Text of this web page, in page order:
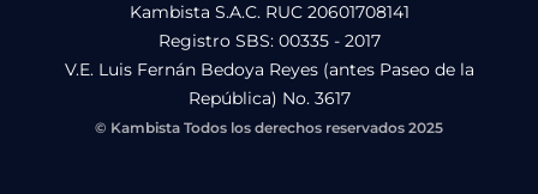
Kambista S.A.C. RUC 20601708141
Registro SBS: 00335 - 2017
V.E. Luis Fernán Bedoya Reyes (antes Paseo de la
República) No. 3617
© Kambista Todos los derechos reservados 2025